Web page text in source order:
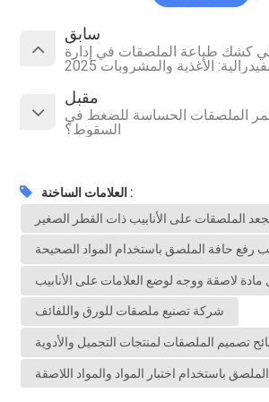
سابق
في كشك طباعة الملصقات في إدارة
الأغذية والمشروبات 2025
مقبل
الملصقات الحساسة للضغط في
السقوط؟
العلامات الساخنة :
الملصقات على الأنابيب ذات القطر الصغير
رفع حافة الملصق باستخدام المواد الصحيحة
لاصقة ووجه لوضع العلامات على الأنابيب
شركة تصنيع ملصقات للورق واللفائف
تصميم الملصقات لمنتجات التجميل والأدوية
باستخدام اختبار المواد والمواد اللاصقة